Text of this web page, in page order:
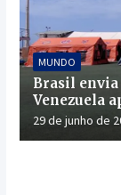
MUNDO
Brasil
Venezuela
29 de junho de